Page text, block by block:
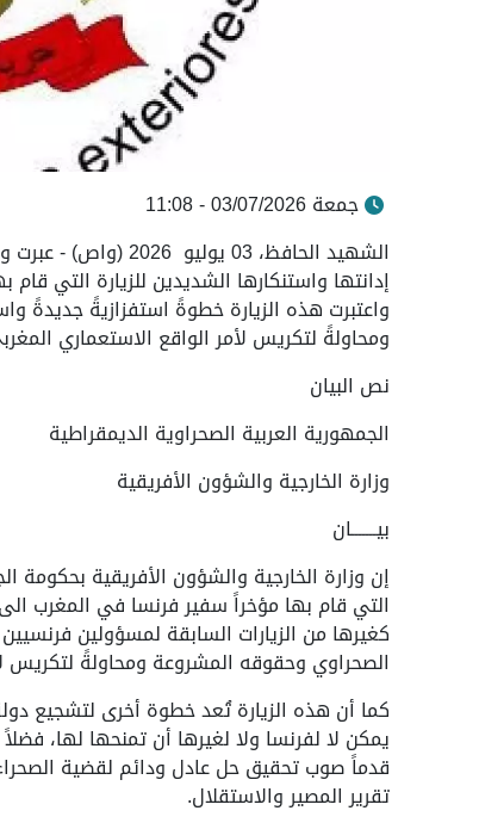
جمعة 03/07/2026 - 11:08
الشهيد الحافظ، 03
إدانتها واستنكارها الشديدين للزيارة التي
واعتبرت هذه الزيارة خطوةً استفزازيةً جديدةً
ومحاولةً لتكريس لأمر الواقع الاستعماري
نص البيان
الجمهورية العربية الصحراوية الديمقراطية
وزارة الخارجية والشؤون الأفريقية
بيـــــــان
إن وزارة الخارجية والشؤون الأفريقية بحكومة
التي قام بها مؤخراً سفير فرنسا في المغرب الى
كغيرها من الزيارات السابقة لمسؤولين
الصحراوي وحقوقه المشروعة ومحاولةً لتكريس
كما أن هذه الزيارة تُعد خطوة أخرى لتشجيع
يمكن لا لفرنسا ولا لغيرها أن تمنحها لها،
قدماً صوب تحقيق حل عادل ودائم لقضية
تقرير المصير والاستقلال.